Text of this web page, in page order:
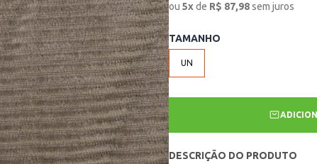
ou5xde R$ 87,98sem juros
TAMANHO
UN
DESCRIÇÃO DO PRODUTO